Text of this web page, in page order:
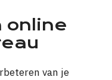
online
van je